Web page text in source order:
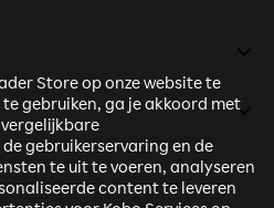
Store op onze website te
gebruiken, ga je akkoord met
gebruikerservaring en de
te uit te voeren, analyseren
content te leveren